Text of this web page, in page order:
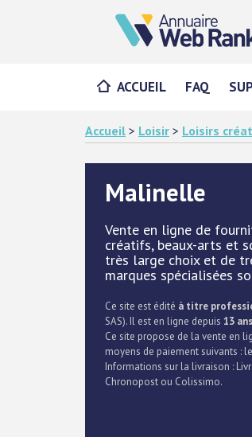
ACCUEIL FAQ
Accueil > Loisir > Loisirs
Malinelle
Vente en ligne de
créatifs, beaux-arts et
très large choix et de
marques spécialisées
Ce site est édité à titre
SAS). Il est en ligne depuis 13 ans
Ce site propose de la vente en
moyens de paiement suivants :
Informations sur la livraison :
Chronopost ou Colissimo.